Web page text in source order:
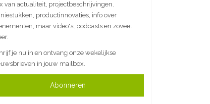
van actualiteit, projectbeschrijvingen,
productinnovaties, info over
maar video's, podcasts en zoveel
je nu in en ontvang onze wekelijkse
in jouw mailbox.
Abonneren